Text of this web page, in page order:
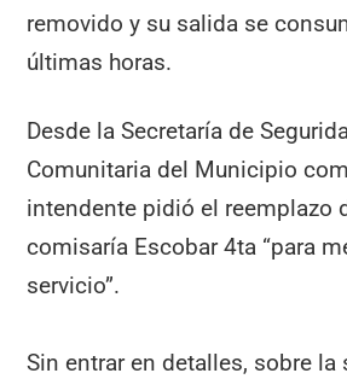
removido y su salida se
últimas horas.
Desde la Secretaría de
Comunitaria del Municipio
intendente pidió el reemplazo
comisaría Escobar 4ta “para
servicio”.
Sin entrar en detalles, sobre la